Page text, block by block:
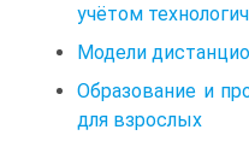
учётом
Модели
Образование и
для взрослых